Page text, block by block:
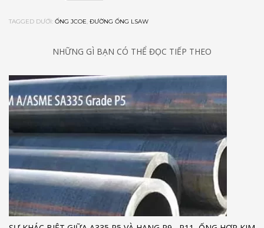
TAGGED DƯỚI: ỐNG JCOE, ĐƯỜNG ỐNG LSAW
NHỮNG GÌ BẠN CÓ THỂ ĐỌC TIẾP THEO